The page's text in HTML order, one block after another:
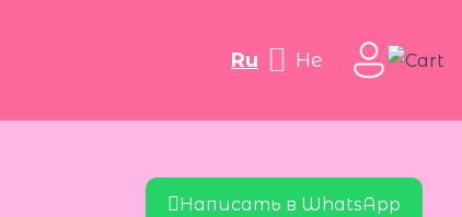
ru he
Написать в WhatsApp